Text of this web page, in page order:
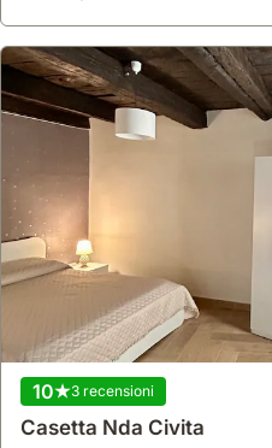
10 3 recensioni
Casetta Nda Civita